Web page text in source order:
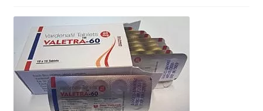
Súper amantes
Voyage romantique.
Faire la fête